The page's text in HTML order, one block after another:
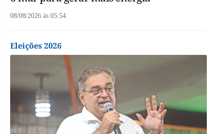
08/08/2026 às 05:54
Eleições 2026